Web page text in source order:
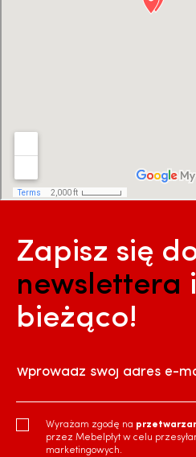
Zapisz się
newslettera
bieżąco!
Wprowadź swój adres e-
Wyrażam zgodę na
przez Mebelpłyt w celu
marketingowych.